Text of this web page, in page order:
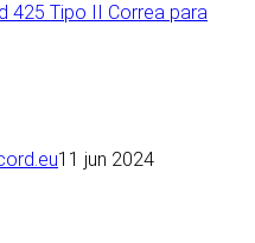
425 Tipo II Correa para
11 jun 2024